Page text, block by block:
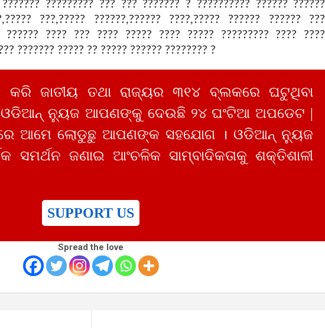
????????? ??? ??? ??????? ? ?????????? ?????? ??????
???,????? ??????,?????? ????,????? ?????? ?????? ???
?????? ???? ??? ???? ????? ???? ????? ????????? ???? ????
??????? ????? ?? ????? ?????? ???????? ?
କରି ଜାତୀୟ ତଥା ରାଜ୍ୟର ୩୧୪ ବ୍ଲକରେ ଘଟୁଥିବା
ନ୍ୟୁଜ ଆପଣଙ୍କୁ ଦେଉଛି ୨୪ ଘଂଟିଆ ଅପଡେଟ |
ଆମେ ଲୋଡୁଛୁ ଆପଣଙ୍କ ସହଯୋଗ । ଓଡିଆନ୍ ନ୍ୟୁଜ
ଜଣାଇ ଆଂଚଳିକ ସାମ୍ବାଦିକତାକୁ ଶକ୍ତିଶାଳୀ
SUPPORT US
Spread the love